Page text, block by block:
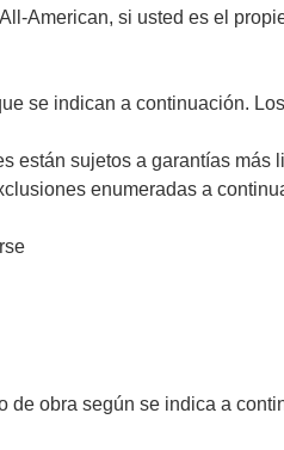
American, si usted es el
se indican a continuación. Los
están sujetos a garantías más
enumeradas a
de obra según se indica a